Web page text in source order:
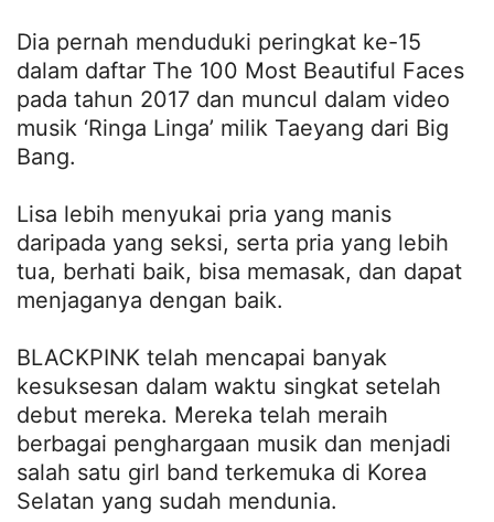
Dia pernah menduduki peringkat ke-15
dalam daftar The 100 Most Beautiful Faces
pada tahun 2017 dan muncul dalam video
musik ‘Ringa Linga’ milik Taeyang dari Big
Bang.
Lisa lebih menyukai pria yang manis
daripada yang seksi, serta pria yang lebih
tua, berhati baik, bisa memasak, dan dapat
menjaganya dengan baik.
BLACKPINK telah mencapai banyak
kesuksesan dalam waktu singkat setelah
debut mereka. Mereka telah meraih
berbagai penghargaan musik dan menjadi
salah satu girl band terkemuka di Korea
Selatan yang sudah mendunia.